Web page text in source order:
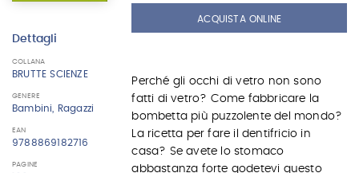
Dettagli
COLLANA
BRUTTE SCIENZE
GENERE
Bambini, Ragazzi
EAN
9788869182716
PAGINE
ACQUISTA ONLINE
Perché gli occhi di vetro non sono
fatti di vetro? Come fabbricare la
bombetta più puzzolente del mondo?
La ricetta per fare il dentifricio in
casa? Se avete lo stomaco
abbastanza forte godetevi questo